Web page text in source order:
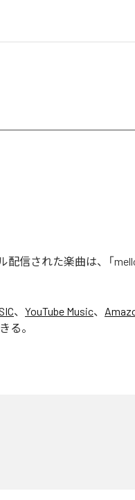
配信された楽曲は、「
、 YouTube Music、
る。